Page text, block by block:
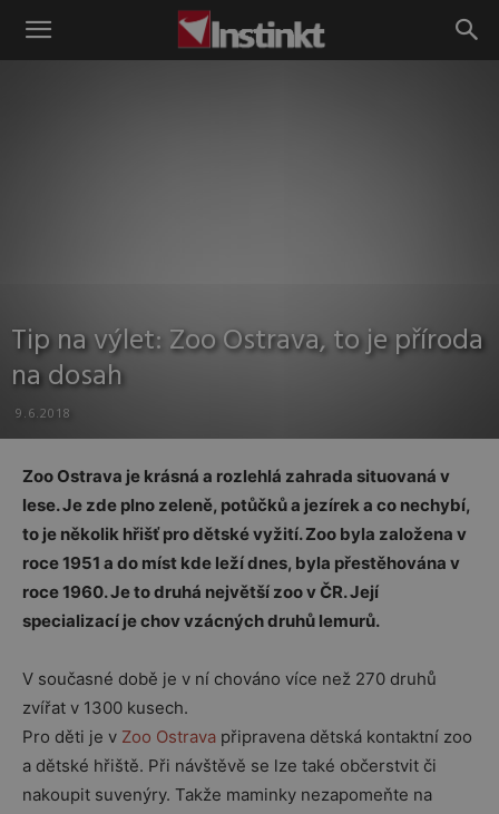
Instinkt
Tip na výlet: Zoo Ostrava, to je příroda
na dosah
9.6.2018
Zoo Ostrava je krásná a rozlehlá zahrada situovaná v
lese. Je zde plno zeleně, potůčků a jezírek a co nechybí,
to je několik hřišť pro dětské vyžití. Zoo byla založena v
roce 1951 a do míst kde leží dnes, byla přestěhována v
roce 1960. Je to druhá největší zoo v ČR. Její
specializací je chov vzácných druhů lemurů.
V současné době je v ní chováno více než 270 druhů
zvířat v 1300 kusech.
Pro děti je v Zoo Ostrava připravena dětská kontaktní zoo
a dětské hřiště. Při návštěvě se lze také občerstvit či
nakoupit suvenýry. Takže maminky nezapomeňte na